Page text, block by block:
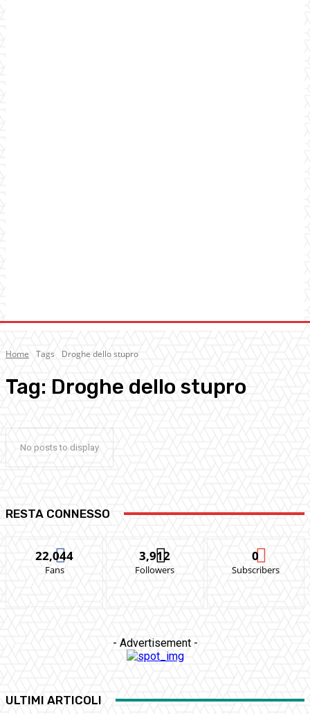
Home Tags Droghe dello stupro
Tag: Droghe dello stupro
No posts to display
RESTA CONNESSO
22,044
Fans
3,912
Followers
0
Subscribers
- Advertisement -
ULTIMI ARTICOLI